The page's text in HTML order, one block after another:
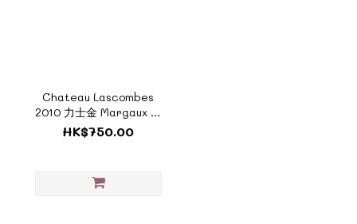
Chateau Lascombes
2010 力士金 Margaux 二
級莊《ZTF884B》
HK$750.00